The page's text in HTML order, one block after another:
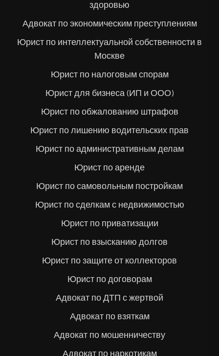
здоровью
Адвокат по экономическим преступлениям
Юрист по интеллектуальной собственности в
Москве
Юрист по налоговым спорам
Юрист для бизнеса (ИП и ООО)
Юрист по обжалованию штрафов
Юрист по лишению водительских прав
Юрист по административным делам
Юрист по аренде
Юрист по самовольным постройкам
Юрист по сделкам с недвижимостью
Юрист по приватизации
Юрист по взысканию долгов
Юрист по защите от коллекторов
Юрист по договорам
Адвокат по ДТП с жертвой
Адвокат по взяткам
Адвокат по мошенничеству
Адвокат по наркотикам